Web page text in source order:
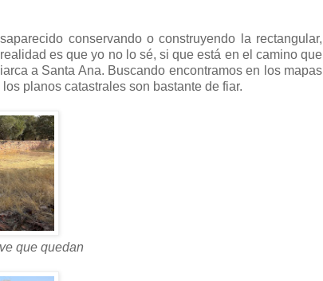
conservando o construyendo la rectangular,
es que yo no lo sé, si que está en el camino que
a Santa Ana. Buscando encontramos en los mapas
planos catastrales son bastante de fiar.
que quedan